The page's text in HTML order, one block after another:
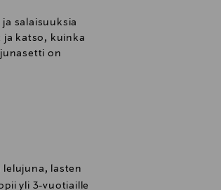
salaisuuksia
ja katso, kuinka
on
lasten
yli 3-vuotiaille